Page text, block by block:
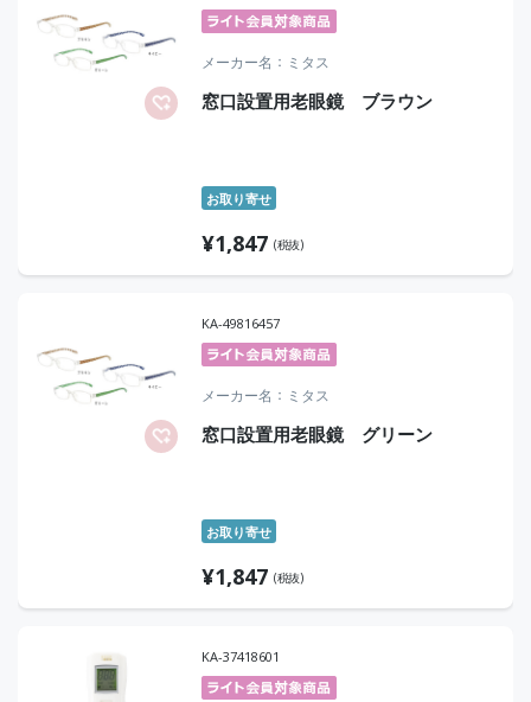
メーカー名 ミタス
窓口設置用老眼鏡 ブラウン
お取り寄せ
¥1,847 (税抜)
KA-49816457
メーカー名 ミタス
窓口設置用老眼鏡 グリーン
お取り寄せ
¥1,847 (税抜)
KA-37418601